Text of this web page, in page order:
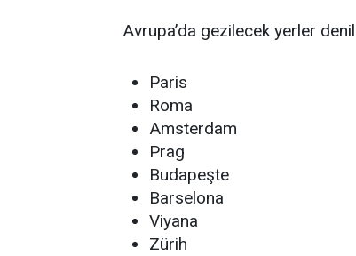
Avrupa’da gezilecek yerler
Paris
Roma
Amsterdam
Prag
Budapeşte
Barselona
Viyana
Zürih